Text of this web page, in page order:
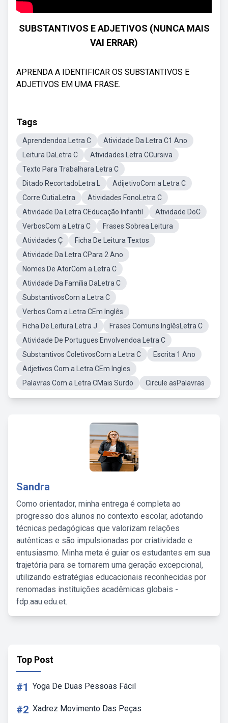
SUBSTANTIVOS E ADJETIVOS (NUNCA MAIS
VAI ERRAR)
APRENDA A IDENTIFICAR OS SUBSTANTIVOS E
ADJETIVOS EM UMA FRASE.
Tags
Aprendendoa Letra C
Atividade Da Letra C1 Ano
Leitura DaLetra C
Atividades Letra CCursiva
Texto Para Trabalhara Letra C
Ditado RecortadoLetra L
AdijetivoCom a Letra C
Corre CutiaLetra
Atividades FonoLetra C
Atividade Da Letra CEducação Infantil
Atividade DoC
VerbosCom a Letra C
Frases Sobrea Leitura
Atividades Ç
Ficha De Leitura Textos
Atividade Da Letra CPara 2 Ano
Nomes De AtorCom a Letra C
Atividade Da Família DaLetra C
SubstantivosCom a Letra C
Verbos Com a Letra CEm Inglês
Ficha De Leitura Letra J
Frases Comuns InglêsLetra C
Atividade De Portugues Envolvendoa Letra C
Substantivos ColetivosCom a Letra C
Escrita 1 Ano
Adjetivos Com a Letra CEm Ingles
Palavras Com a Letra CMais Surdo
Circule asPalavras
Sandra
Como orientador, minha entrega é completa ao
progresso dos alunos no contexto escolar, adotando
técnicas pedagógicas que valorizam relações
autênticas e são impulsionadas por criatividade e
entusiasmo. Minha meta é guiar os estudantes em sua
trajetória para se tornarem uma geração excepcional,
utilizando estratégias educacionais reconhecidas por
renomadas instituições acadêmicas globais -
fdp.aau.edu.et.
Top Post
#1 Yoga De Duas Pessoas Fácil
#2 Xadrez Movimento Das Peças